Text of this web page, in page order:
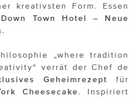
kreativsten Form. Essen
Town Hotel – Neue
„where tradition
verrät der Chef de
Geheimrezept für
Cheesecake. Inspiriert